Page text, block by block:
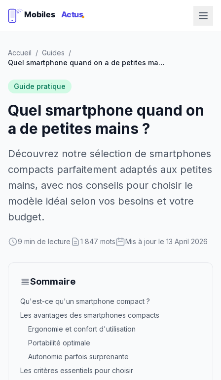
Accueil / Guides /
Quel smartphone quand on a de petites mains ?
Guide pratique
Quel smartphone quand on
a de petites mains ?
Découvrez notre sélection de smartphones
compacts parfaitement adaptés aux petites
mains, avec nos conseils pour choisir le
modèle idéal selon vos besoins et votre
budget.
9 min de lecture 1 847 mots Mis à jour le 13 April 2026
Sommaire
Qu'est-ce qu'un smartphone compact ?
Les avantages des smartphones compacts
Ergonomie et confort d'utilisation
Portabilité optimale
Autonomie parfois surprenante
Les critères essentiels pour choisir